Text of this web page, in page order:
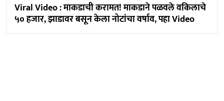
Viral Video : माकडाची करामत! माकडाने पळवले वकिलाचे
५० हजार, झाडावर बसून केला नोटांचा वर्षाव, पहा Video